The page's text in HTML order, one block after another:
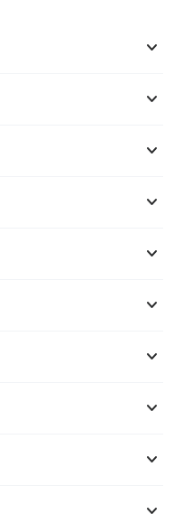
keyboard_arrow_down
keyboard_arrow_down
keyboard_arrow_down
keyboard_arrow_down
keyboard_arrow_down
keyboard_arrow_down
keyboard_arrow_down
keyboard_arrow_down
keyboard_arrow_down